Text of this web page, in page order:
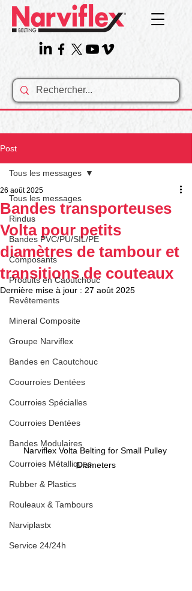
Post
Tous les messages
Rindus
Bandes PVC/PU/SIL/PE
Composants
Produits en Caoutchouc
Revêtements
Mineral Composite
Groupe Narviflex
Bandes en Caoutchouc
Coourroies Dentées
Courroies Spécialles
Courroies Dentées
Bandes Modulaires
Courroies Métalliques
Rubber & Plastics
Rouleaux & Tambours
Narviplastx
Service 24/24h
Tous les messages
Bandes transporteuses
Volta pour petits
diamètres de tambour et
transitions de couteaux
26 août 2025
Dernière mise à jour : 27 août 2025
Narviflex Volta Belting for Small Pulley
Diameters